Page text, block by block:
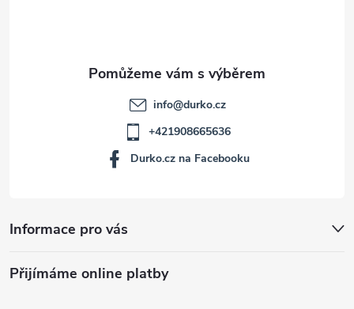
Informace pro vás
Přijímáme online platby
info@durko.cz
+421908665636
Durko.cz na Facebooku